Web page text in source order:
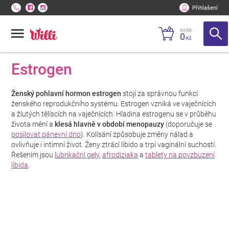
Přihlašení
KOŠÍK:
0 Kč
Estrogen
Ženský pohlavní hormon estrogen stojí za správnou funkcí
ženského reprodukčního systému. Estrogen vzniká ve vaječnících
a žlutých tělíscích na vaječnících. Hladina estrogenu se v průběhu
života mění a klesá hlavně v období menopauzy (doporučuje se
posilovat pánevní dno). Kolísání způsobuje změny nálad a
ovlivňuje i intimní život. Ženy ztrácí libido a trpí vaginální suchostí.
Řešením jsou lubrikační gely, afrodiziaka a tablety na povzbuzení
libida.